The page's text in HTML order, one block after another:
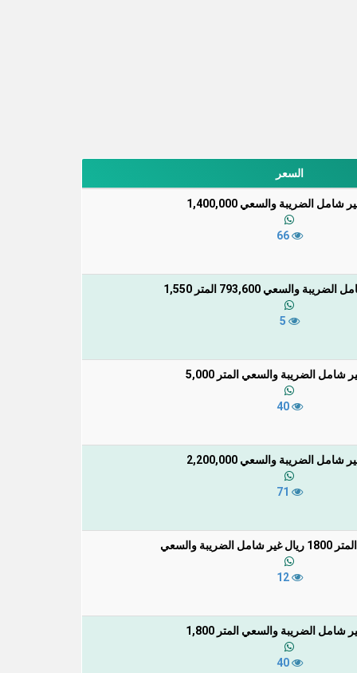
السعر
شامل الضريبة والسعي 1,400,000
66
والسعي 793,600 المتر 1,550
شامل الضريبة والسعي المتر 5,000
40
شامل الضريبة والسعي 2,200,000
والسعي
12
شامل الضريبة والسعي المتر 1,800
40